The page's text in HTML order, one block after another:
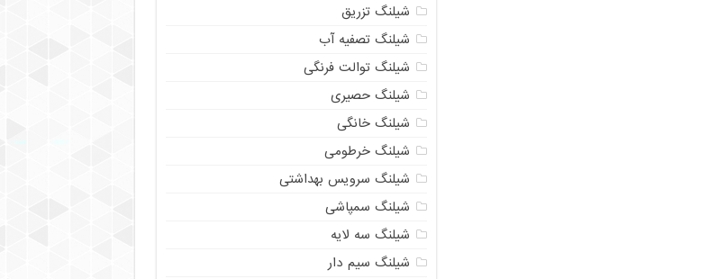
شیلنگ تزریق
شیلنگ تصفیه آب
شیلنگ توالت فرنگی
شیلنگ حصیری
شیلنگ خانگی
شیلنگ خرطومی
شیلنگ سرویس بهداشتی
شیلنگ سمپاشی
شیلنگ سه لایه
شیلنگ سیم دار